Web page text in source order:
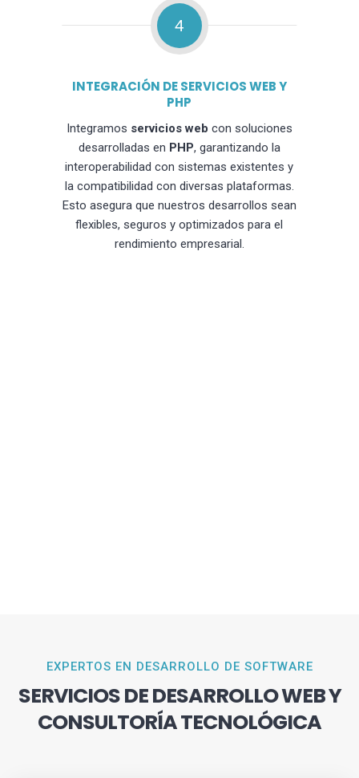
4
INTEGRACIÓN DE SERVICIOS WEB Y
PHP
Integramos servicios web con soluciones
desarrolladas en PHP, garantizando la
interoperabilidad con sistemas existentes y
la compatibilidad con diversas plataformas.
Esto asegura que nuestros desarrollos sean
flexibles, seguros y optimizados para el
rendimiento empresarial.
EXPERTOS EN DESARROLLO DE SOFTWARE
SERVICIOS DE DESARROLLO WEB Y
CONSULTORÍA TECNOLÓGICA